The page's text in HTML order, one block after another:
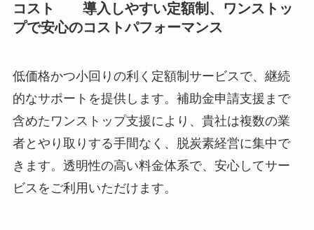
コスト 導入しやすい定額制、ワンストッ
プで安心のコストパフォーマンス
低価格かつ小回りの利く定額制サービスで、継続
的なサポートを提供します。補助金申請支援まで
含めたワンストップ支援により、貴社は複数の業
者とやり取りする手間なく、脱炭素経営に集中で
きます。透明性の高い料金体系で、安心してサー
ビスをご利用いただけます。